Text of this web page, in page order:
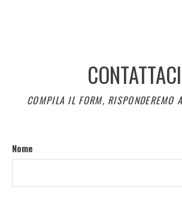
CONDIVISIONE DEI
VIDEO DEL
CONTATTACI
COMPILA IL FORM, RISPONDEREMO
Nome